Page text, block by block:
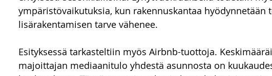
ympäristövaikutuksia, kun rakennuskantaa hyödynnetään
lisärakentamisen tarve vähenee.
Esityksessä tarkasteltiin myös Airbnb-tuottoja.
majoittajan mediaanitulo yhdestä asunnosta on